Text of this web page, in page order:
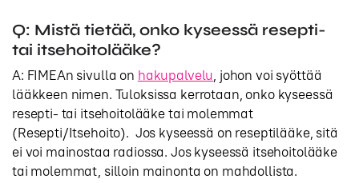
Q: Mistä tietää, onko kyseessä resepti-
tai itsehoitolääke?
A: FIMEAn sivulla on hakupalvelu, johon voi syöttää
lääkkeen nimen. Tuloksissa kerrotaan, onko kyseessä
resepti- tai itsehoitolääke tai molemmat
(Resepti/Itsehoito). Jos kyseessä on reseptilääke, sitä
ei voi mainostaa radiossa. Jos kyseessä itsehoitolääke
tai molemmat, silloin mainonta on mahdollista.